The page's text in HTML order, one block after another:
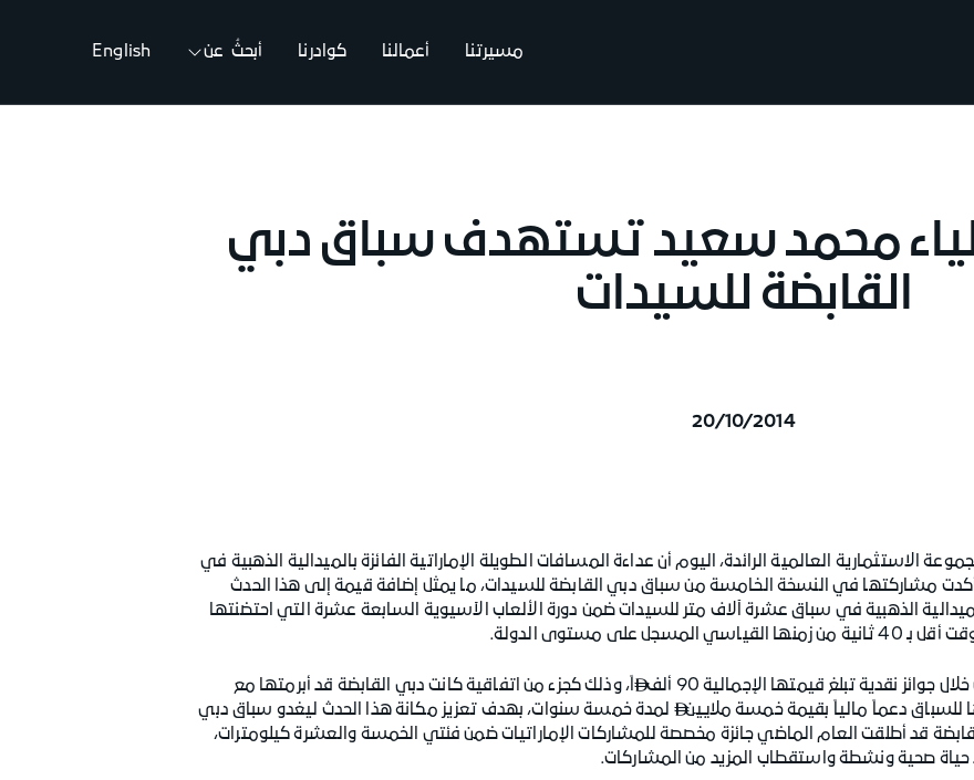
مسيرتنا
أعمالنا كوادرنا أبحثُ عن English
علياء محمد سعيد تستهدف سباق دبي
القابضة للسيدات
20/10/2014
الاستثمارية العالمية الرائدة، اليوم أن عداءة المسافات الطويلة الإماراتية الفائزة بالميدالية الذهبية في
أكدت مشاركتها في النسخة الخامسة من سباق دبي القابضة للسيدات، ما يمثل إضافة قيمة إلى هذا الحدث
الذهبية في سباق عشرة آلاف متر للسيدات ضمن دورة الألعاب الآسيوية السابعة عشرة التي احتضنتها
مستوى الدولة.
نقدية تبلغ قيمتها الإجمالية 90 ألف اً، وذلك كجزء من اتفاقية كانت دبي القابضة قد أبرمتها مع
للسباق دعماً مالياً بقيمة خمسة ملايين لمدة خمسة سنوات، بهدف تعزيز مكانة هذا الحدث ليغدو سباق دبي
قد أطلقت العام الماضي جائزة مخصصة للمشاركات الإماراتيات ضمن فئتي الخمسة والعشرة كيلومترات،
حياة صحية ونشطة واستقطاب المزيد من المشاركات.